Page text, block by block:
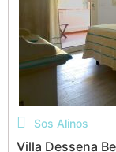
Sos Alinos
Villa Dessena